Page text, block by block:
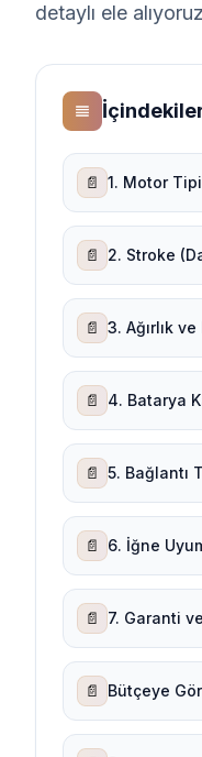
detaylı ele
📄 1. Motor Tipi:
📄 2. Stroke
📄 3. Ağırlık
📄 4. Batarya
📄 5. Bağlantı
📄 6. İğne
📄 7. Garanti
📄 Bütçeye